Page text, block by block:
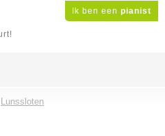
Ik ben een pianist
Lunssloten